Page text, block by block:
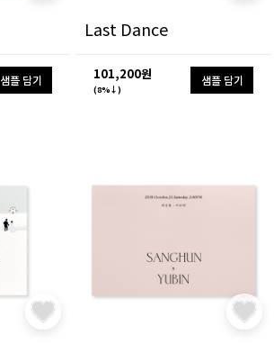
샘플 담기
Last Dance
101,200원
(8%↓)
샘플 담기